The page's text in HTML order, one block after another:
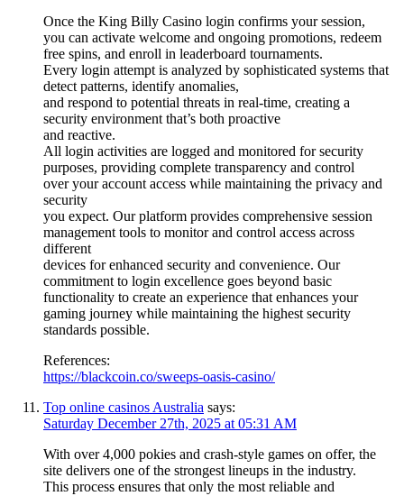
Once the King Billy Casino login confirms your session,
you can activate welcome and ongoing promotions, redeem
free spins, and enroll in leaderboard tournaments.
Every login attempt is analyzed by sophisticated systems that
detect patterns, identify anomalies,
and respond to potential threats in real-time, creating a
security environment that’s both proactive
and reactive.
All login activities are logged and monitored for security
purposes, providing complete transparency and control
over your account access while maintaining the privacy and
security
you expect. Our platform provides comprehensive session
management tools to monitor and control access across
different
devices for enhanced security and convenience. Our
commitment to login excellence goes beyond basic
functionality to create an experience that enhances your
gaming journey while maintaining the highest security
standards possible.
References:
https://blackcoin.co/sweeps-oasis-casino/
Top online casinos Australia says:
Saturday December 27th, 2025 at 05:31 AM
With over 4,000 pokies and crash-style games on offer, the
site delivers one of the strongest lineups in the industry.
This process ensures that only the most reliable and